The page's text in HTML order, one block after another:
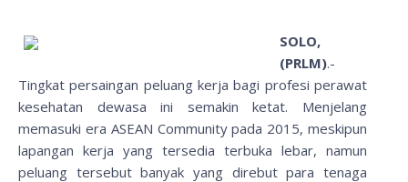
SOLO,
(PRLM).-
Tingkat persaingan peluang kerja bagi profesi perawat
kesehatan dewasa ini semakin ketat. Menjelang
memasuki era ASEAN Community pada 2015, meskipun
lapangan kerja yang tersedia terbuka lebar, namun
peluang tersebut banyak yang direbut para tenaga